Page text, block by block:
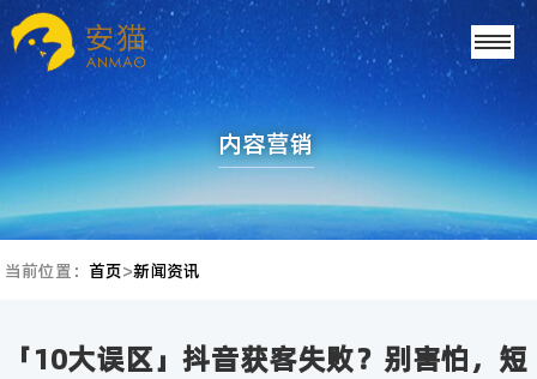
内容营销
当前位置：首页>新闻资讯
「10大误区」抖音获客失败？别害怕，短